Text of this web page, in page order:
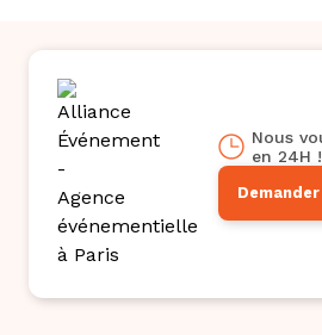
Nous
en 24H !